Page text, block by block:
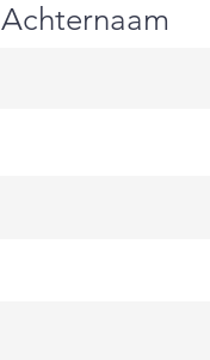
Achternaam